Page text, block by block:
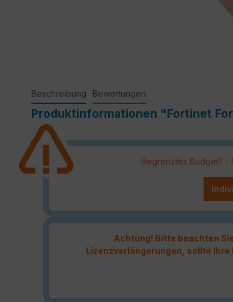
Beschreibung Bewertungen
Produktinformationen "Fortinet
Begrenztes Budget? -
Achtung! Bitte beachten
Lizenzverlängerungen, sollte